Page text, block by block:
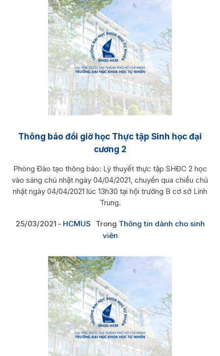
Thông báo đổi giờ học Thực tập Sinh học đại
cương 2
Phòng Đào tạo thông báo: Lý thuyết thực tập SHĐC 2 học
vào sáng chủ nhật ngày 04/04/2021, chuyển qua chiều chủ
nhật ngày 04/04/2021 lúc 13h30 tại hội trường B cơ sở Linh
Trung.
25/03/2021 HCMUS Trong Thông tin dành cho sinh
viên